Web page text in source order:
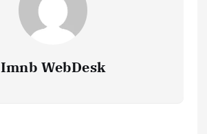
Imnb WebDesk